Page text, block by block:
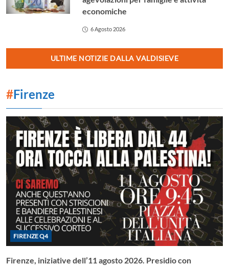
economiche
6 Agosto 2026
ULTIME NOTIZIE DALLA VALDISIEVE
#Firenze
FIRENZE Q4
Firenze, iniziative dell’11 agosto 2026. Presidio con